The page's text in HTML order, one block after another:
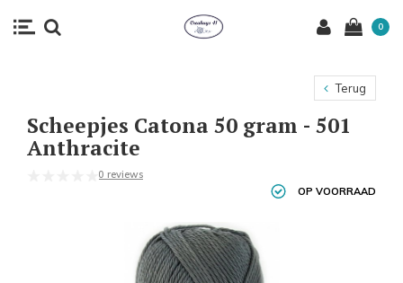
0
Terug
Scheepjes Catona 50 gram - 501
Anthracite
0 reviews
OP VOORRAAD